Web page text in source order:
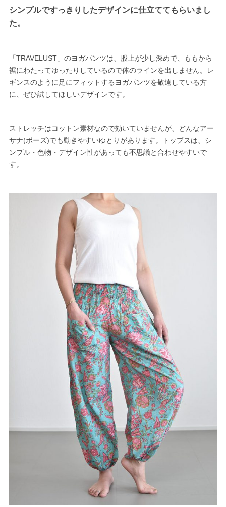
シンプルですっきりしたデザインに仕立ててもらいまし
た。
「TRAVELUST」のヨガパンツは、股上が少し深めで、ももから
裾にわたってゆったりしているので体のラインを出しません。レ
ギンスのように足にフィットするヨガパンツを敬遠している方
に、ぜひ試してほしいデザインです。
ストレッチはコットン素材なので効いていませんが、どんなアー
サナ(ポーズ)でも動きやすいゆとりがあります。トップスは、シ
ンプル・色物・デザイン性があっても不思議と合わせやすいで
す。